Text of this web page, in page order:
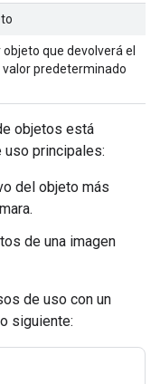
que devolverá el
valor predeterminado
objetos está
principales:
del objeto más
de una imagen
de uso con un
siguiente: